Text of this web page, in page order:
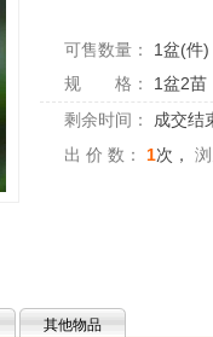
可售数量： 1盆(件)
规 格：
1盆2苗
剩余时间：
成交结
出 价 数：
1次，
其他物品